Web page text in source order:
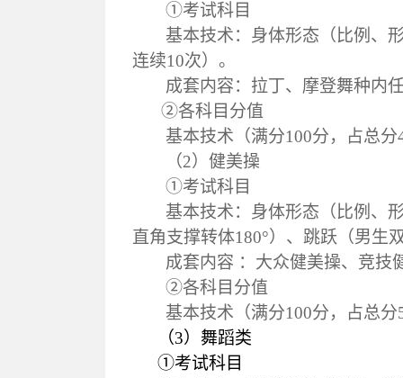
①考试科目
基本技术： 身体形态 （比例、
连续10次） 。
成套内容： 拉丁、摩登舞种内
②各科目分值
基本技术（满分100分，占总分
（2）健美操
①考试科目
基本技术： 身体形态 （比例、
直角支撑转体180°） 、 跳跃（男生
成套内容 ：大众健美操、竞技
②各科目分值
基本技术（满分100分，占总分
（3）舞蹈类
①考试科目